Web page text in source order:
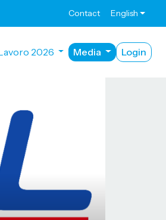
Contact English
2026 Media Login